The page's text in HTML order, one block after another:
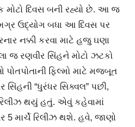
મોટો દિવસ બની રહ્યો છે. આ જ
ઉદ્યોગ બધા આ દિવસ પર
નક્કી કરવા માટે હજુ ઘણા
જ રણવીર સિંહને મોટો ઝટકો
પોતપોતાની ફિલ્મો માટે મજબૂત
સિંહની “ધુરંધર સિક્વલ” પછી,
થયું હતું. એવું કહેવામાં
5 માર્ચે રિલીઝ થશે. હવે, જાણો